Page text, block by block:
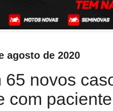
agosto de 2020
65 novos
com